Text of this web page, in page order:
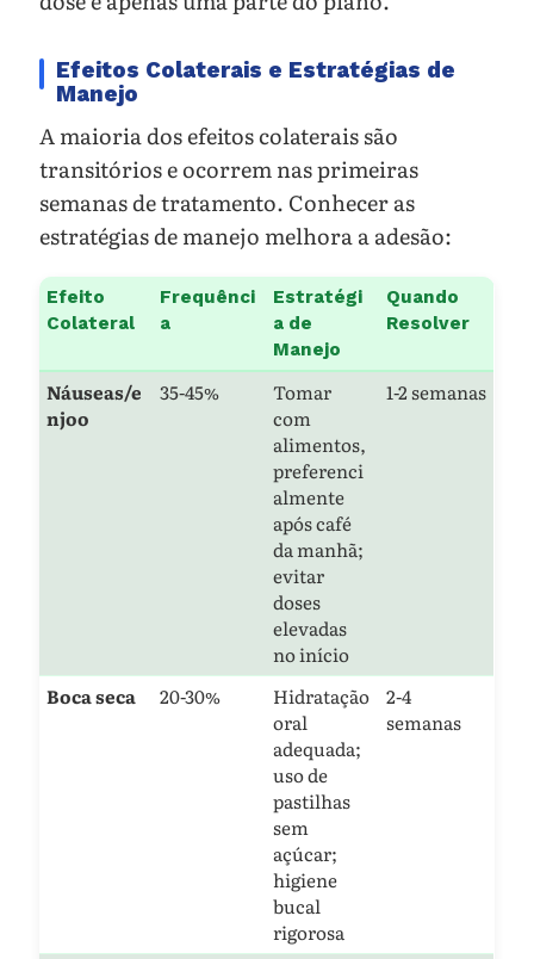
Efeitos Colaterais e Estratégias de
Manejo
A maioria dos efeitos colaterais são
transitórios e ocorrem nas primeiras
semanas de tratamento. Conhecer as
estratégias de manejo melhora a adesão:
Efeito
Colateral
Frequênci
a
Estratégi
a de
Manejo
Quando
Resolver
Náuseas/e
njoo
35-45%
Tomar
com
alimentos,
preferenci
almente
após café
da manhã;
evitar
doses
elevadas
no início
1-2 semanas
Boca seca 20-30%
Hidratação
oral
adequada;
uso de
pastilhas
sem
açúcar;
higiene
bucal
rigorosa
2-4
semanas